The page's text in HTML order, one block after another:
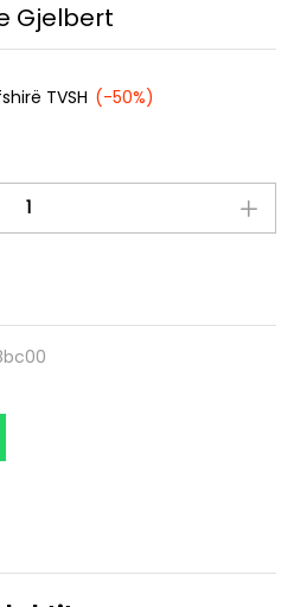
Gjelbert
TVSH (-50%)